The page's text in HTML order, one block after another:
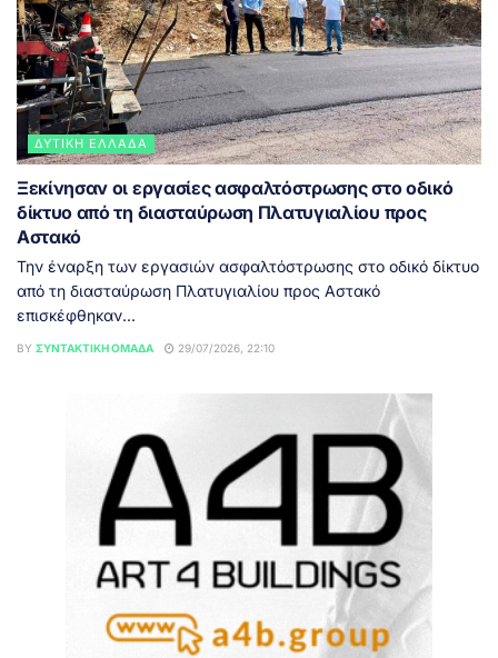
ΔΥΤΙΚΉ ΕΛΛΆΔΑ
Ξεκίνησαν οι εργασίες ασφαλτόστρωσης στο οδικό
δίκτυο από τη διασταύρωση Πλατυγιαλίου προς
Αστακό
Την έναρξη των εργασιών ασφαλτόστρωσης στο οδικό δίκτυο
από τη διασταύρωση Πλατυγιαλίου προς Αστακό
επισκέφθηκαν...
BY ΣΥΝΤΑΚΤΙΚΉ ΟΜΆΔΑ 29/07/2026, 22:10